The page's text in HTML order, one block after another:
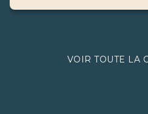
VOIR TOUTE LA